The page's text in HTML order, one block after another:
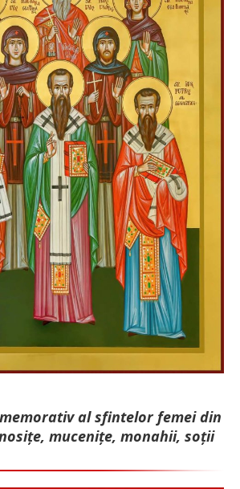
al sfintelor femei din
mu­cenițe, monahii, soții